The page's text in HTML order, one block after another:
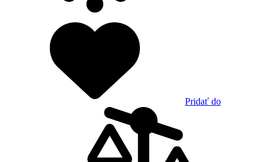
Pridať do